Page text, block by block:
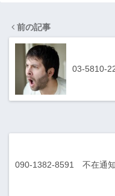
前の記事
03-5810-
090-1382-8591 不在通